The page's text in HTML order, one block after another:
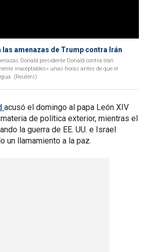
las amenazas de Trump contra Irán
Donald presidente Donald contra Irán
inaceptables» unas horas antes de que el
(Reuters)
acusó el domingo al papa León XIV
de política exterior, mientras el
la guerra de EE. UU. e Israel
un llamamiento a la paz.